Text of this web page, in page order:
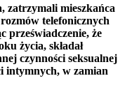
zatrzymali mieszkańca
telefonicznych
przeświadczenie, że
życia, składał
czynności seksualnej
intymnych, w zamian